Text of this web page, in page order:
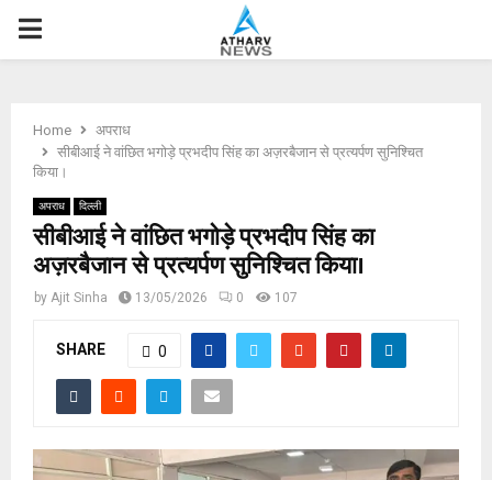
P
M
A
M
Home
अपराध
सीबीआई ने वांछित भगोड़े प्रभदीप सिंह का अज़रबैजान से प्रत्यर्पण सुनिश्चित
किया।
अपराध दिल्ली
सीबीआई ने वांछित भगोड़े प्रभदीप सिंह का
अज़रबैजान से प्रत्यर्पण सुनिश्चित किया।
by Ajit Sinha 13/05/2026 0 107
SHARE 0